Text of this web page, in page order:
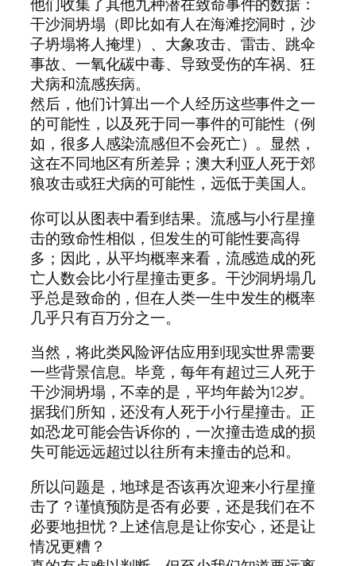
他们收集了其他九种潜在致命事件的数据：
干沙洞坍塌（即比如有人在海滩挖洞时，沙
子坍塌将人掩埋）、大象攻击、雷击、跳伞
事故、一氧化碳中毒、导致受伤的车祸、狂
犬病和流感疾病。
然后，他们计算出一个人经历这些事件之一
的可能性，以及死于同一事件的可能性（例
如，很多人感染流感但不会死亡）。显然，
这在不同地区有所差异；澳大利亚人死于郊
狼攻击或狂犬病的可能性，远低于美国人。
你可以从图表中看到结果。流感与小行星撞
击的致命性相似，但发生的可能性要高得
多；因此，从平均概率来看，流感造成的死
亡人数会比小行星撞击更多。干沙洞坍塌几
乎总是致命的，但在人类一生中发生的概率
几乎只有百万分之一。
当然，将此类风险评估应用到现实世界需要
一些背景信息。毕竟，每年有超过三人死于
干沙洞坍塌，不幸的是，平均年龄为12岁。
据我们所知，还没有人死于小行星撞击。正
如恐龙可能会告诉你的，一次撞击造成的损
失可能远远超过以往所有未撞击的总和。
所以问题是，地球是否该再次迎来小行星撞
击了？谨慎预防是否有必要，还是我们在不
必要地担忧？上述信息是让你安心，还是让
情况更糟？